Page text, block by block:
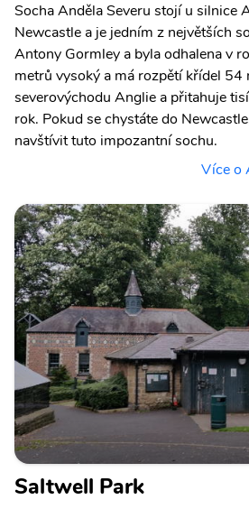
Socha Anděla Severu stojí u silnice
Newcastle a je jedním z největších
Antony Gormley a byla odhalena v
metrů vysoký a má rozpětí křídel 54
severovýchodu Anglie a přitahuje
rok. Pokud se chystáte do
navštívit tuto impozantní sochu.
Více o
Saltwell Park